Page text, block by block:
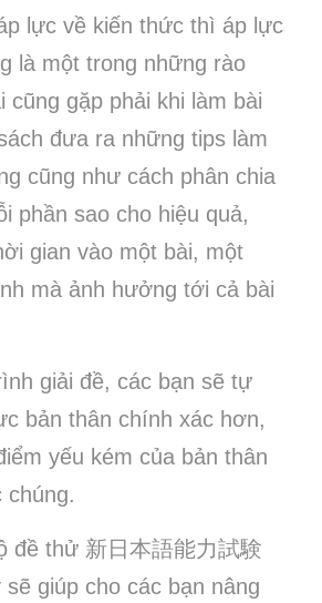
lực về kiến thức thì áp lực
là một trong những rào
cũng gặp phải khi làm bài
đưa ra những tips làm
cũng như cách phân chia
phần sao cho hiệu quả,
gian vào một bài, một
mà ảnh hưởng tới cả bài
giải đề, các bạn sẽ tự
bản thân chính xác hơn,
yếu kém của bản thân
chúng.
đề thử 新日本語能力試験
sẽ giúp cho các bạn nâng